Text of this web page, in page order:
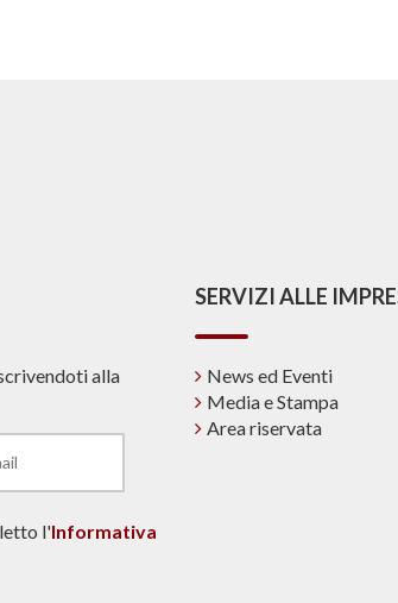
alla
l'Informativa
SERVIZI ALLE
News ed Eventi
Media e Stampa
Area riservata